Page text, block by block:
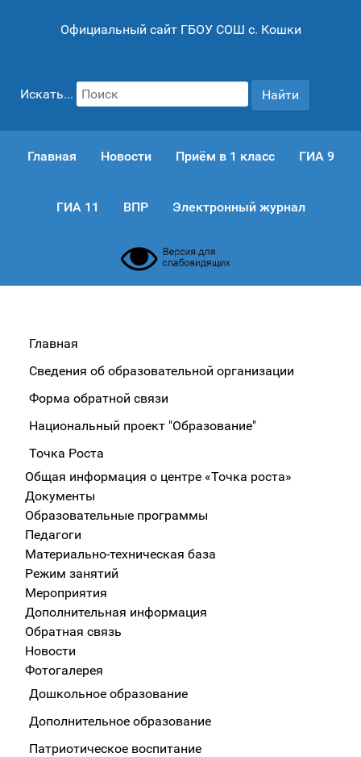
Официальный сайт ГБОУ СОШ с. Кошки
Искать... Найти
Главная Новости Приём в 1 класс ГИА 9
ГИА 11 ВПР Электронный журнал
Главная
Сведения об образовательной организации
Форма обратной связи
Национальный проект "Образование"
Точка Роста
Общая информация о центре «Точка роста»
Документы
Образовательные программы
Педагоги
Материально-техническая база
Режим занятий
Мероприятия
Дополнительная информация
Обратная связь
Новости
Фотогалерея
Дошкольное образование
Дополнительное образование
Патриотическое воспитание